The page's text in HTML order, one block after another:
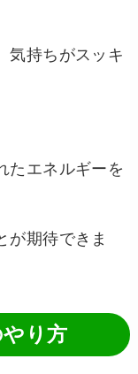
気持ちがスッキ
たエネルギーを
が期待できま
り方